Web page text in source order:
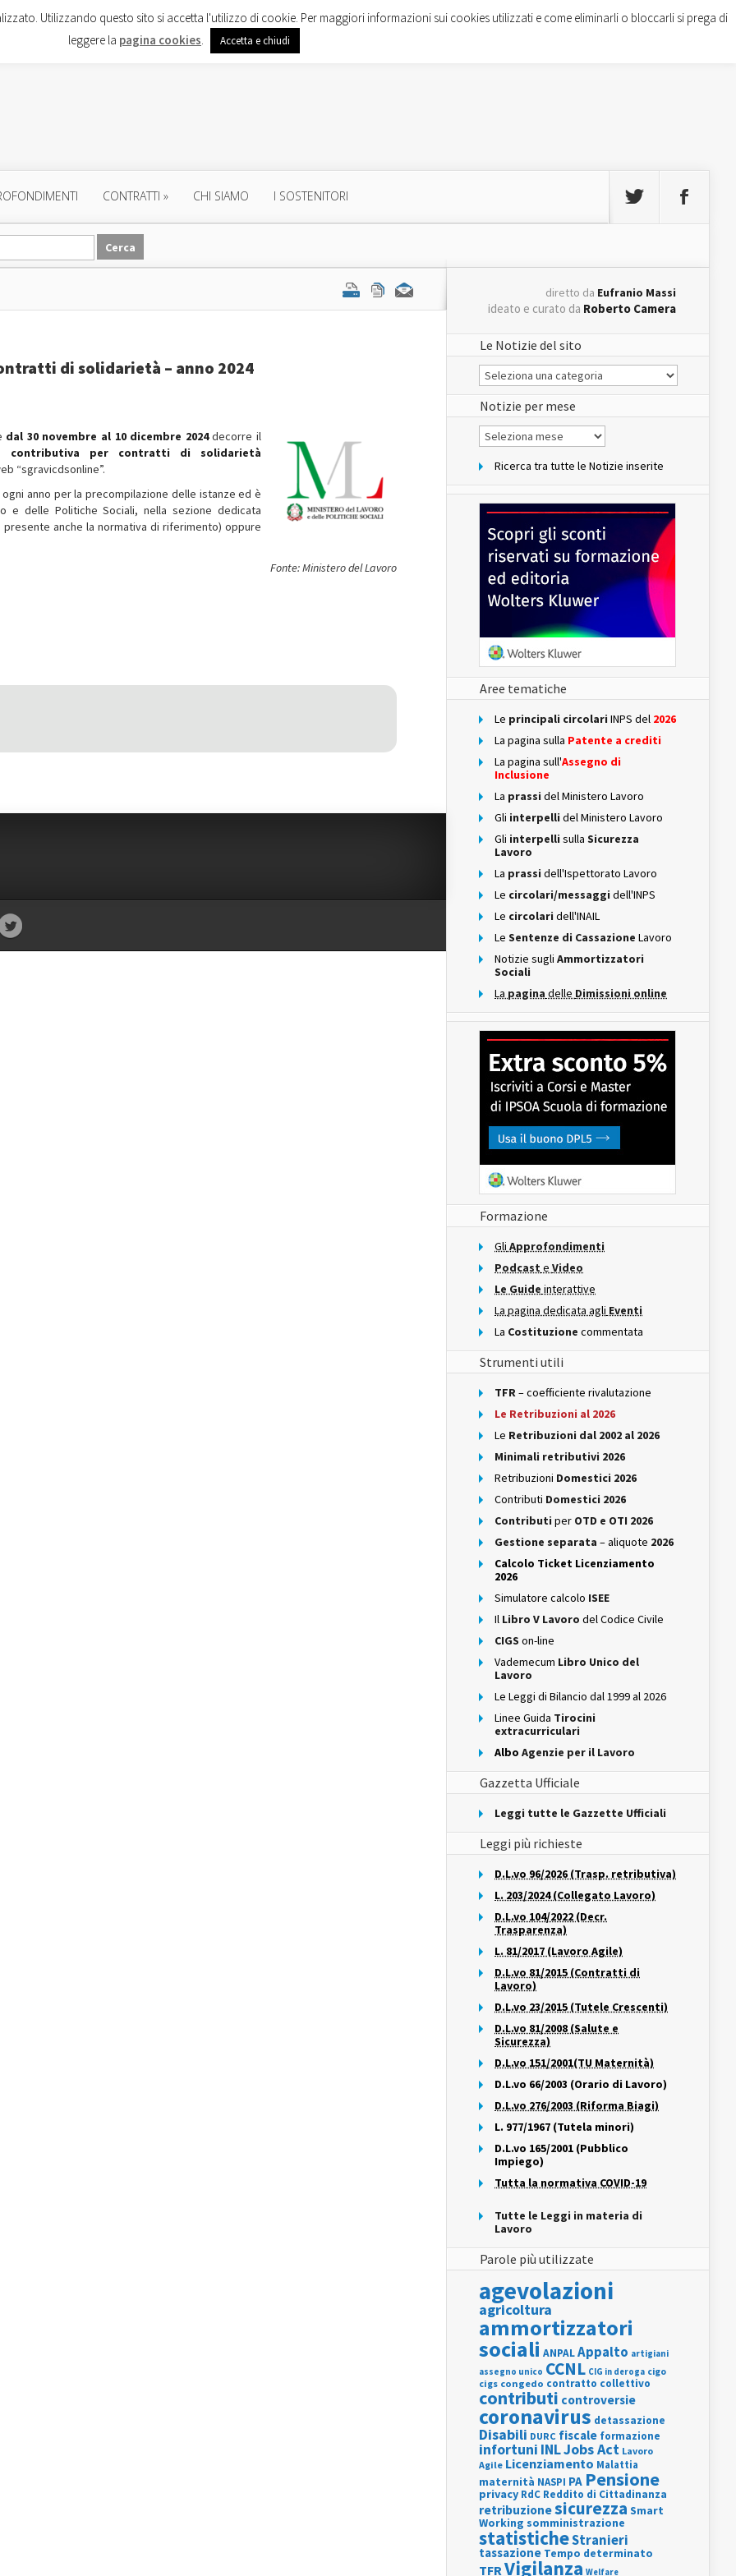
CONTRATTI » CHI SIAMO I SOSTENITORI
di solidarietà – anno 2024
dal 30 novembre al 10 dicembre 2024decorre il
contributiva per contratti di solidarietà
“sgravicdsonline”.
anno per la precompilazione delle istanze ed è
e delle Politiche Sociali, nella sezione dedicata
presente anche la normativa di riferimento) oppure
Fonte: Ministero del Lavoro
diretto da Eufranio Massi
ideato e curato da Roberto Camera
Le Notizie del sito
Le
Notizie
del
sito
Notizie per mese
Notizie
per
Ricerca tra tutte le Notizie inserite
Aree tematiche
Le principali circolari INPS del 2026
La pagina sulla Patente a crediti
La pagina sull'Assegno di
Inclusione
La prassi del Ministero Lavoro
Gli interpelli del Ministero Lavoro
Gli interpelli sulla Sicurezza
Lavoro
La prassi dell'Ispettorato Lavoro
Le circolari/messaggi dell'INPS
Le circolari dell'INAIL
Le Sentenze di Cassazione Lavoro
Notizie sugli Ammortizzatori
Sociali
La pagina delle Dimissioni online
Formazione
Gli Approfondimenti
Podcast e Video
Le Guide interattive
La pagina dedicata agli Eventi
La Costituzione commentata
Strumenti utili
TFR– coefficiente rivalutazione
Le Retribuzioni al 2026
Le Retribuzioni dal 2002 al 2026
Minimali retributivi 2026
Retribuzioni Domestici 2026
Contributi Domestici 2026
Contributi per OTD e OTI 2026
Gestione separata – aliquote 2026
Calcolo Ticket Licenziamento
2026
Simulatore calcolo ISEE
Il Libro V Lavoro del Codice Civile
CIGS on-line
Vademecum Libro Unico del
Lavoro
Le Leggi di Bilancio dal 1999 al 2026
Linee Guida Tirocini
extracurriculari
Albo Agenzie per il Lavoro
Gazzetta Ufficiale
Leggi tutte le Gazzette Ufficiali
Leggi più richieste
D.L.vo 96/2026 (Trasp. retributiva)
L. 203/2024 (Collegato Lavoro)
D.L.vo 104/2022 (Decr.
Trasparenza)
L. 81/2017 (Lavoro Agile)
D.L.vo 81/2015 (Contratti di
Lavoro)
D.L.vo 23/2015 (Tutele Crescenti)
D.L.vo 81/2008 (Salute e
Sicurezza)
D.L.vo 151/2001(TU Maternità)
D.L.vo 66/2003 (Orario di Lavoro)
D.L.vo 276/2003 (Riforma Biagi)
L. 977/1967 (Tutela minori)
D.L.vo 165/2001 (Pubblico
Impiego)
Tutta la normativa COVID-19
Tutte le Leggi in materia di
Lavoro
Parole più utilizzate
agevolazioni
agricoltura
ammortizzatori
sociali ANPALAppalto artigiani
assegno unico CCNL CIG in deroga cigo
cigs congedo contratto collettivo
contributi controversie
coronavirus detassazione
Disabili DURC fiscale formazione
infortuni INLJobs Act Lavoro
Agile Licenziamento Malattia
maternità NASPI PA Pensione
privacy RdC Reddito di Cittadinanza
retribuzionesicurezza Smart
Working somministrazione
statisticheStranieri
tassazione Tempo determinato
TFRVigilanza Welfare
Utilizzando questo sito si accetta l'utilizzo di cookie. Per maggiori informazioni sui cookies utilizzati e come eliminarli o bloccarli si prega di
leggere la pagina cookies. Accetta e chiudi